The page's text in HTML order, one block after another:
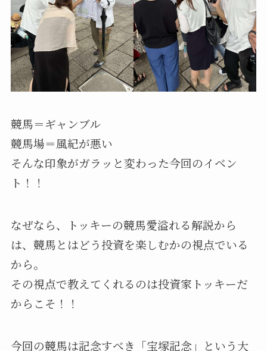
競馬＝ギャンブル
競馬場＝風紀が悪い
そんな印象がガラッと変わった今回のイベン
ト！！
なぜなら、トッキーの競馬愛溢れる解説から
は、競馬とはどう投資を楽しむかの視点でいる
から。
その視点で教えてくれるのは投資家トッキーだ
からこそ！！
今回の競馬は記念すべき「宝塚記念」という大